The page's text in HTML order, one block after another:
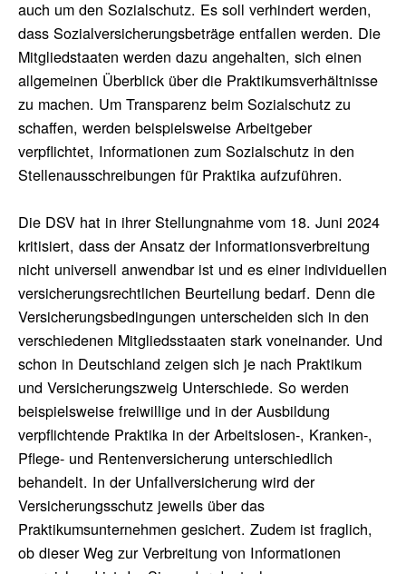
auch um den Sozialschutz. Es soll verhindert werden,
dass Sozialversicherungsbeträge entfallen werden. Die
Mitgliedstaaten werden dazu angehalten, sich einen
allgemeinen Überblick über die Praktikumsverhältnisse
zu machen. Um Transparenz beim Sozialschutz zu
schaffen, werden beispielsweise Arbeitgeber
verpflichtet, Informationen zum Sozialschutz in den
Stellenausschreibungen für Praktika aufzuführen.
Die DSV hat in ihrer Stellungnahme vom 18. Juni 2024
kritisiert, dass der Ansatz der Informationsverbreitung
nicht universell anwendbar ist und es einer individuellen
versicherungsrechtlichen Beurteilung bedarf. Denn die
Versicherungsbedingungen unterscheiden sich in den
verschiedenen Mitgliedsstaaten stark voneinander. Und
schon in Deutschland zeigen sich je nach Praktikum
und Versicherungszweig Unterschiede. So werden
beispielsweise freiwillige und in der Ausbildung
verpflichtende Praktika in der Arbeitslosen-, Kranken-,
Pflege- und Rentenversicherung unterschiedlich
behandelt. In der Unfallversicherung wird der
Versicherungsschutz jeweils über das
Praktikumsunternehmen gesichert. Zudem ist fraglich,
ob dieser Weg zur Verbreitung von Informationen